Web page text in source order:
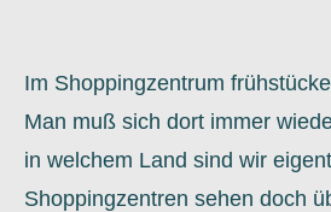
Im Shoppingzentrum
Man muß sich dort immer
in welchem Land sind wir
Shoppingzentren sehen doch